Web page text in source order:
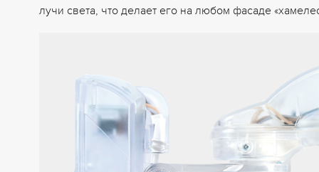
лучи света, что делает его на любом фасаде